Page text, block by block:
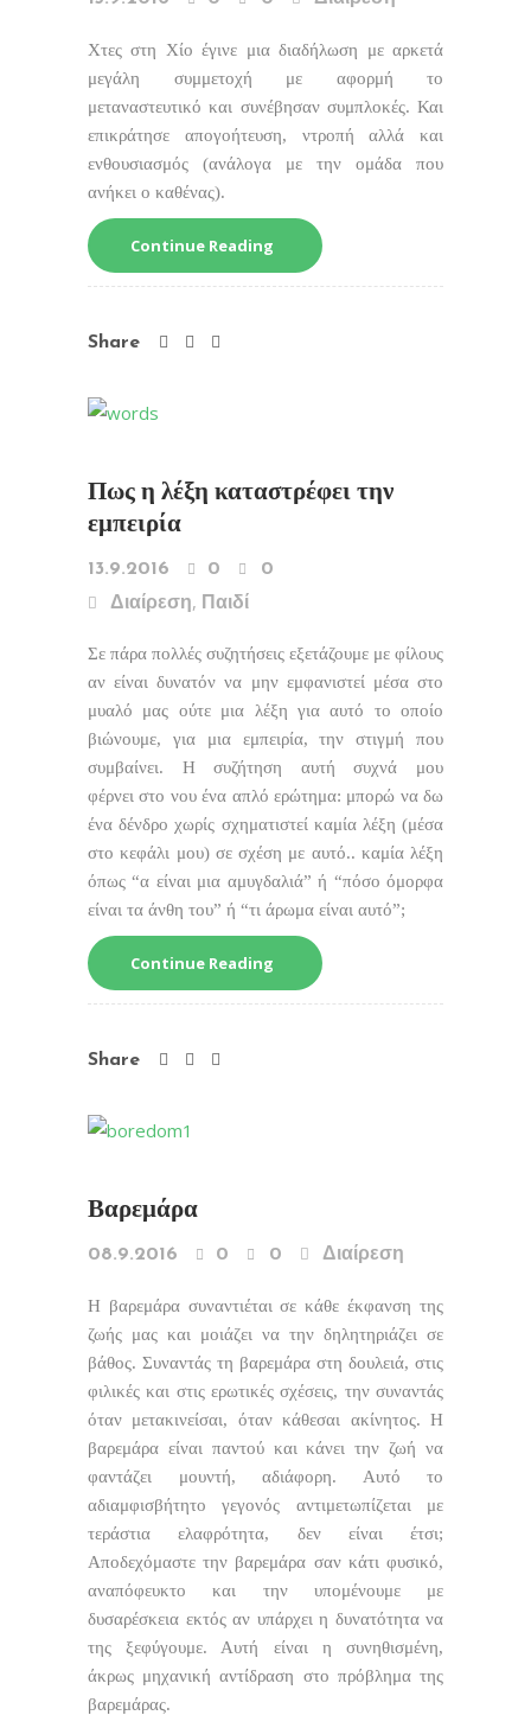
Χτες στη Χίο έγινε μια διαδήλωση με αρκετά
μεγάλη συμμετοχή με αφορμή το
μεταναστευτικό και συνέβησαν συμπλοκές. Και
επικράτησε απογοήτευση, ντροπή αλλά και
ενθουσιασμός (ανάλογα με την ομάδα που
ανήκει ο καθένας).
Continue Reading
Share
Πως η λέξη καταστρέφει την
εμπειρία
13.9.2016 0
0
Διαίρεση, Παιδί
Σε πάρα πολλές συζητήσεις εξετάζουμε με φίλους
αν είναι δυνατόν να μην εμφανιστεί μέσα στο
μυαλό μας ούτε μια λέξη για αυτό το οποίο
βιώνουμε, για μια εμπειρία, την στιγμή που
συμβαίνει. Η συζήτηση αυτή συχνά μου
φέρνει στο νου ένα απλό ερώτημα: μπορώ να δω
ένα δένδρο χωρίς σχηματιστεί καμία λέξη (μέσα
στο κεφάλι μου) σε σχέση με αυτό.. καμία λέξη
όπως “α είναι μια αμυγδαλιά” ή “πόσο όμορφα
είναι τα άνθη του” ή “τι άρωμα είναι αυτό”;
Continue Reading
Share
Βαρεμάρα
08.9.2016 0 0 Διαίρεση
Η βαρεμάρα συναντιέται σε κάθε έκφανση της
ζωής μας και μοιάζει να την δηλητηριάζει σε
βάθος. Συναντάς τη βαρεμάρα στη δουλειά, στις
φιλικές και στις ερωτικές σχέσεις, την συναντάς
όταν μετακινείσαι, όταν κάθεσαι ακίνητος. Η
βαρεμάρα είναι παντού και κάνει την ζωή να
φαντάζει μουντή, αδιάφορη. Αυτό το
αδιαμφισβήτητο γεγονός αντιμετωπίζεται με
τεράστια ελαφρότητα, δεν είναι έτσι;
Αποδεχόμαστε την βαρεμάρα σαν κάτι φυσικό,
αναπόφευκτο και την υπομένουμε με
δυσαρέσκεια εκτός αν υπάρχει η δυνατότητα να
της ξεφύγουμε. Αυτή είναι η συνηθισμένη,
άκρως μηχανική αντίδραση στο πρόβλημα της
βαρεμάρας.